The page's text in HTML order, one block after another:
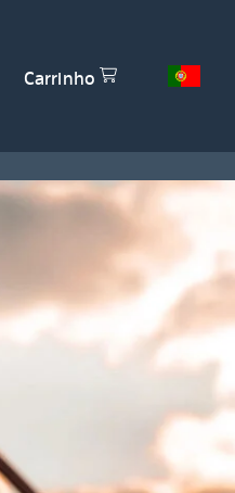
Carrinho